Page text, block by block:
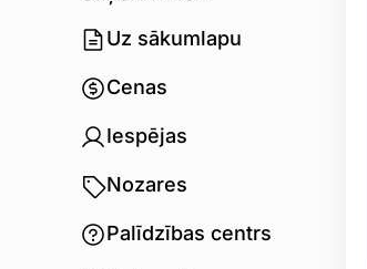
Uz sākumlapu
Cenas
Iespējas
Nozares
Palīdzības centrs